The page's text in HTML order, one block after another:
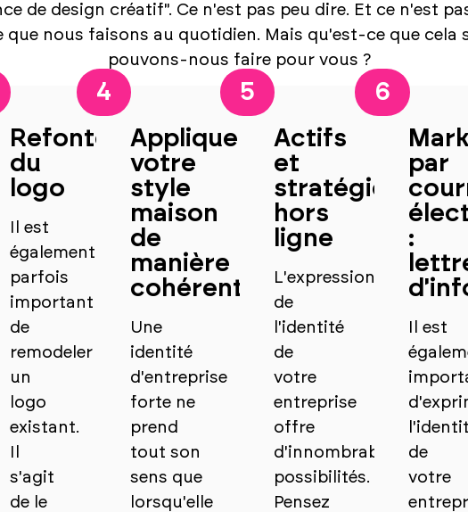
de design créatif". Ce n'est pas peu dire. Et ce n'est
que nous faisons au quotidien. Mais qu'est-ce que cela
pouvons-nous faire pour vous ?
Refonte
du
logo
Il est
également
parfois
important
de
remodeler
un
logo
existant.
s'agit
de le
4
Appliquer
votre
style
maison
de
manière
cohérente
Une
identité
d'entreprise
forte ne
prend
tout son
sens que
lorsqu'elle
5
Actifs
et
stratégie
hors
ligne
L'expression
de
l'identité
de
votre
entreprise
offre
d'innombrables
possibilités.
Pensez
6
par
:
Il est
de
votre